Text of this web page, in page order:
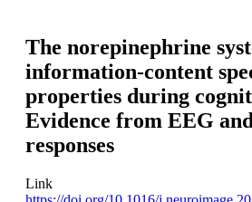
The norepinephrine
information-content
properties during
Evidence from EEG
responses
Link